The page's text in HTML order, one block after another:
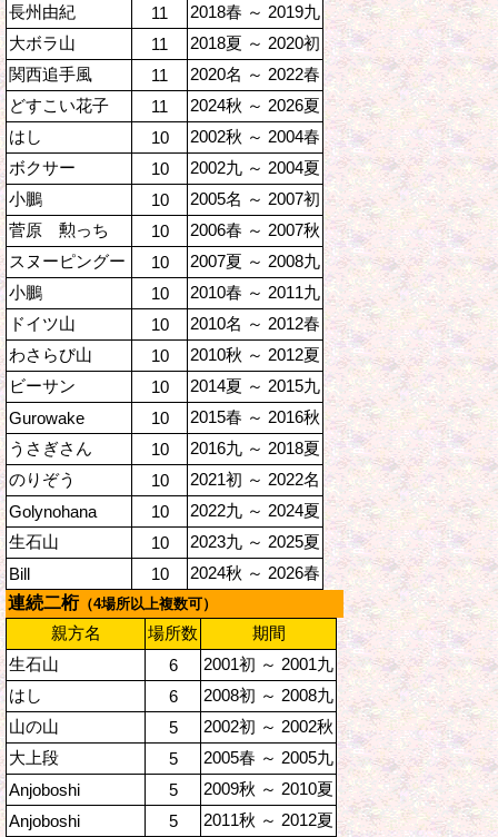
長州由紀
11
2018春 ～ 2019九
大ボラ山
11
2018夏 ～ 2020初
関西追手風
11
2020名 ～ 2022春
どすこい花子
11
2024秋 ～ 2026夏
はし
10
2002秋 ～ 2004春
ボクサー
10
2002九 ～ 2004夏
小鵬
10
2005名 ～ 2007初
菅原 勲っち
10
2006春 ～ 2007秋
スヌーピングー
10
2007夏 ～ 2008九
小鵬
10
2010春 ～ 2011九
ドイツ山
10
2010名 ～ 2012春
わさらび山
10
2010秋 ～ 2012夏
ビーサン
10
2014夏 ～ 2015九
Gurowake
10
2015春 ～ 2016秋
うさぎさん
10
2016九 ～ 2018夏
のりぞう
10
2021初 ～ 2022名
Golynohana
10
2022九 ～ 2024夏
生石山
10
2023九 ～ 2025夏
Bill
10
2024秋 ～ 2026春
連続二桁（4場所以上複数可）
親方名 場所数
期間
生石山
6
2001初 ～ 2001九
はし
6
2008初 ～ 2008九
山の山
5
2002初 ～ 2002秋
大上段
5
2005春 ～ 2005九
Anjoboshi
5
2009秋 ～ 2010夏
Anjoboshi
5
2011秋 ～ 2012夏